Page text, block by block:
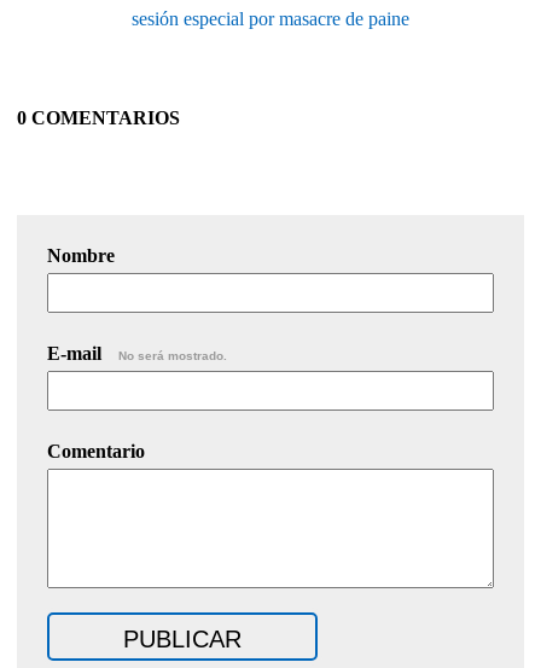
sesión especial por masacre de paine
0 COMENTARIOS
Nombre
E-mail No será mostrado.
Comentario